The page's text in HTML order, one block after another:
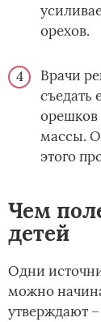
орехов.
Врачи
съедать
массы.
этого
Чем
детей
Одни
можно
утверждают